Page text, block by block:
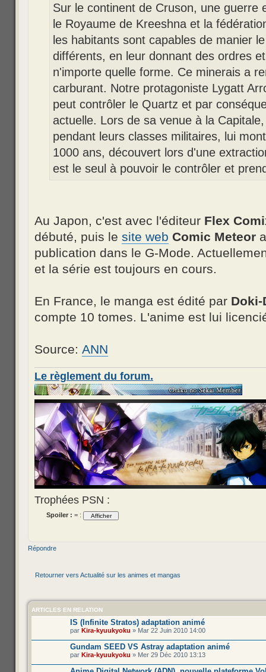
Sur le continent de Cruson, une guerre
le Royaume de Kreeshna et la
les habitants sont capables de manier
différents, en leur donnant des ordres
n'importe quelle forme. Ce minerais a
carburant. Notre protagoniste Lygatt
peut contrôler le Quartz et par
actuelle. Lors de sa venue à la
pendant leurs classes militaires, lui
1000 ans, découvert lors d'une
est le seul à pouvoir le contrôler et
Au Japon, c'est avec l'éditeur Flex
débuté, puis le site web Comic Meteor
publication dans le G-Mode.
et la série est toujours en cours.
En France, le manga est édité par Doki-
compte 10 tomes. L'anime est lui
Source: ANN
Le règlement du forum.
Trophées PSN :
Spoiler : = :
Répondre
Retourner vers Actualité sur les animes et mangas
ARTICLES EN RELATION
IS (Infinite Stratos) adaptation animé
par Kira-kyuukyoku » Mar 22 Juin 2010 14:00
Gundam SEED VS Astray adaptation animé
par Kira-kyuukyoku » Mer 29 Déc 2010 13:13